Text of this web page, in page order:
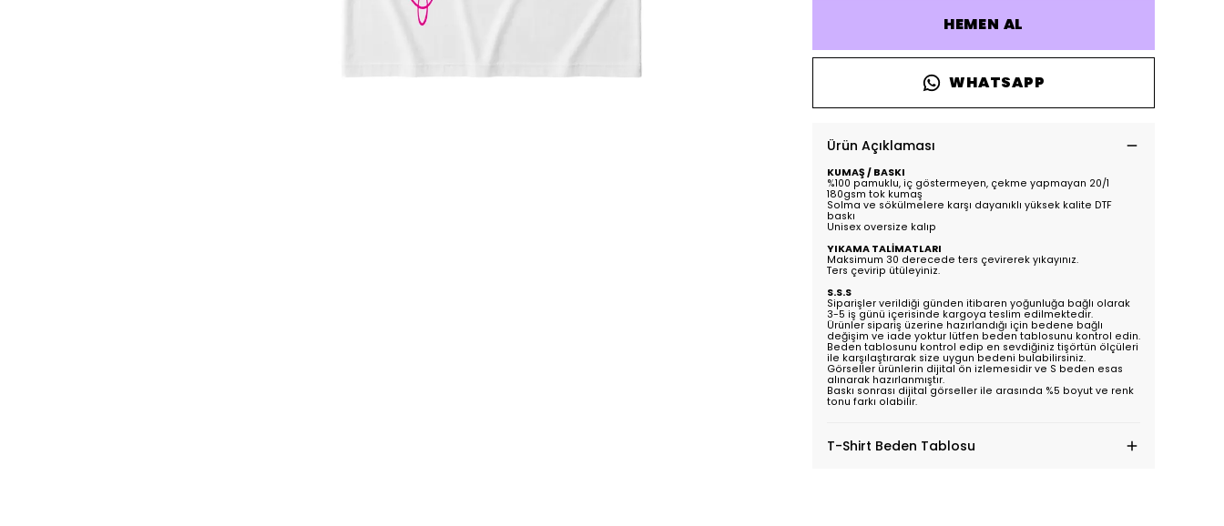
HEMEN AL
WHATSAPP
Ürün Açıklaması
KUMAŞ / BASKI
%100 pamuklu, iç göstermeyen, çekme yapmayan 20/1
180gsm tok kumaş
Solma ve sökülmelere karşı dayanıklı yüksek kalite DTF
baskı
Unisex oversize kalıp
YIKAMA TALİMATLARI
Maksimum 30 derecede ters çevirerek yıkayınız.
Ters çevirip ütüleyiniz.
S.S.S
Siparişler verildiği günden itibaren yoğunluğa bağlı olarak
3-5 iş günü içerisinde kargoya teslim edilmektedir.
Ürünler sipariş üzerine hazırlandığı için bedene bağlı
değişim ve iade yoktur lütfen beden tablosunu kontrol edin.
Beden tablosunu kontrol edip en sevdiğiniz tişörtün ölçüleri
ile karşılaştırarak size uygun bedeni bulabilirsiniz.
Görseller ürünlerin dijital ön izlemesidir ve S beden esas
alınarak hazırlanmıştır.
Baskı sonrası dijital görseller ile arasında %5 boyut ve renk
tonu farkı olabilir.
T-Shirt Beden Tablosu